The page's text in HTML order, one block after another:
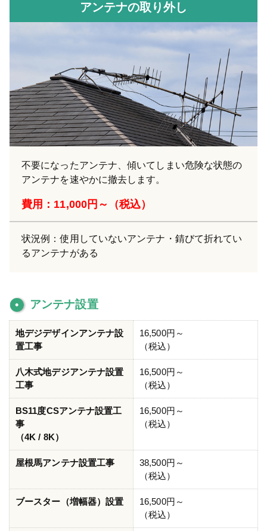
アンテナの取り外し
不要になったアンテナ、傾いてしまい危険な状態の
アンテナを速やかに撤去します。
費用：11,000円～（税込）
状況例：使用していないアンテナ・錆びて折れてい
るアンテナがある
アンテナ設置
地デジデザインアンテナ設
置工事
16,500円～
（税込）
八木式地デジアンテナ設置
工事
16,500円～
（税込）
BS11度CSアンテナ設置工
事
（4K / 8K）
16,500円～
（税込）
屋根馬アンテナ設置工事
38,500円～
（税込）
ブースター（増幅器）設置
16,500円～
（税込）